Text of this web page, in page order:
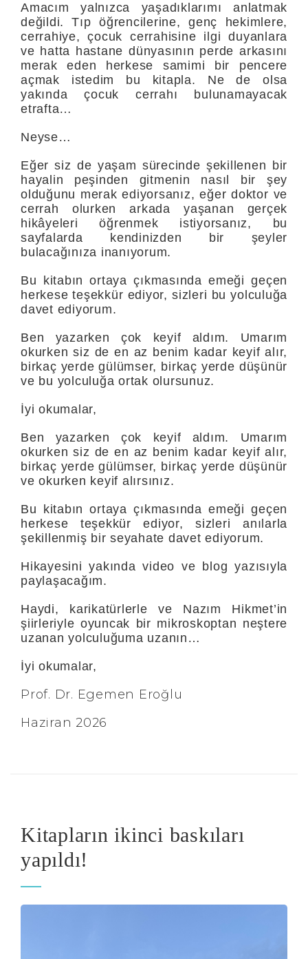
Amacım yalnızca yaşadıklarımı anlatmak
değildi. Tıp öğrencilerine, genç hekimlere,
cerrahiye, çocuk cerrahisine ilgi duyanlara
ve hatta hastane dünyasının perde arkasını
merak eden herkese samimi bir pencere
açmak istedim bu kitapla. Ne de olsa
yakında çocuk cerrahı bulunamayacak
etrafta…
Neyse…
Eğer siz de yaşam sürecinde şekillenen bir
hayalin peşinden gitmenin nasıl bir şey
olduğunu merak ediyorsanız, eğer doktor ve
cerrah olurken arkada yaşanan gerçek
hikâyeleri öğrenmek istiyorsanız, bu
sayfalarda kendinizden bir şeyler
bulacağınıza inanıyorum.
Bu kitabın ortaya çıkmasında emeği geçen
herkese teşekkür ediyor, sizleri bu yolculuğa
davet ediyorum.
Ben yazarken çok keyif aldım. Umarım
okurken siz de en az benim kadar keyif alır,
birkaç yerde gülümser, birkaç yerde düşünür
ve bu yolculuğa ortak olursunuz.
İyi okumalar,
Ben yazarken çok keyif aldım. Umarım
okurken siz de en az benim kadar keyif alır,
birkaç yerde gülümser, birkaç yerde düşünür
ve okurken keyif alırsınız.
Bu kitabın ortaya çıkmasında emeği geçen
herkese teşekkür ediyor, sizleri anılarla
şekillenmiş bir seyahate davet ediyorum.
Hikayesini yakında video ve blog yazısıyla
paylaşacağım.
Haydi, karikatürlerle ve Nazım Hikmet’in
şiirleriyle oyuncak bir mikroskoptan neştere
uzanan yolculuğuma uzanın…
İyi okumalar,
Prof. Dr. Egemen Eroğlu
Haziran 2026
Kitapların ikinci baskıları
yapıldı!